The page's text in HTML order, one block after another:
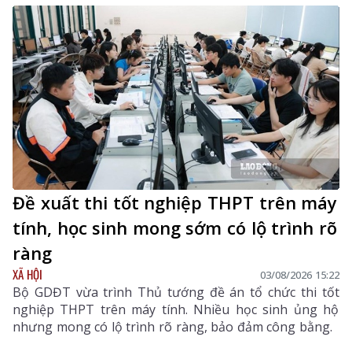
đơn vị chủ trì, phối hợp với các sở, ngành, địa phương
triển khai các nội dung, bảo đảm buổi lễ được tổ chức
trang nghiêm, trọng thể, đúng nghi thức.
Đề xuất thi tốt nghiệp THPT trên máy
tính, học sinh mong sớm có lộ trình rõ
ràng
XÃ HỘI 03/08/2026 15:22
Bộ GDĐT vừa trình Thủ tướng đề án tổ chức thi tốt
nghiệp THPT trên máy tính. Nhiều học sinh ủng hộ
nhưng mong có lộ trình rõ ràng, bảo đảm công bằng.